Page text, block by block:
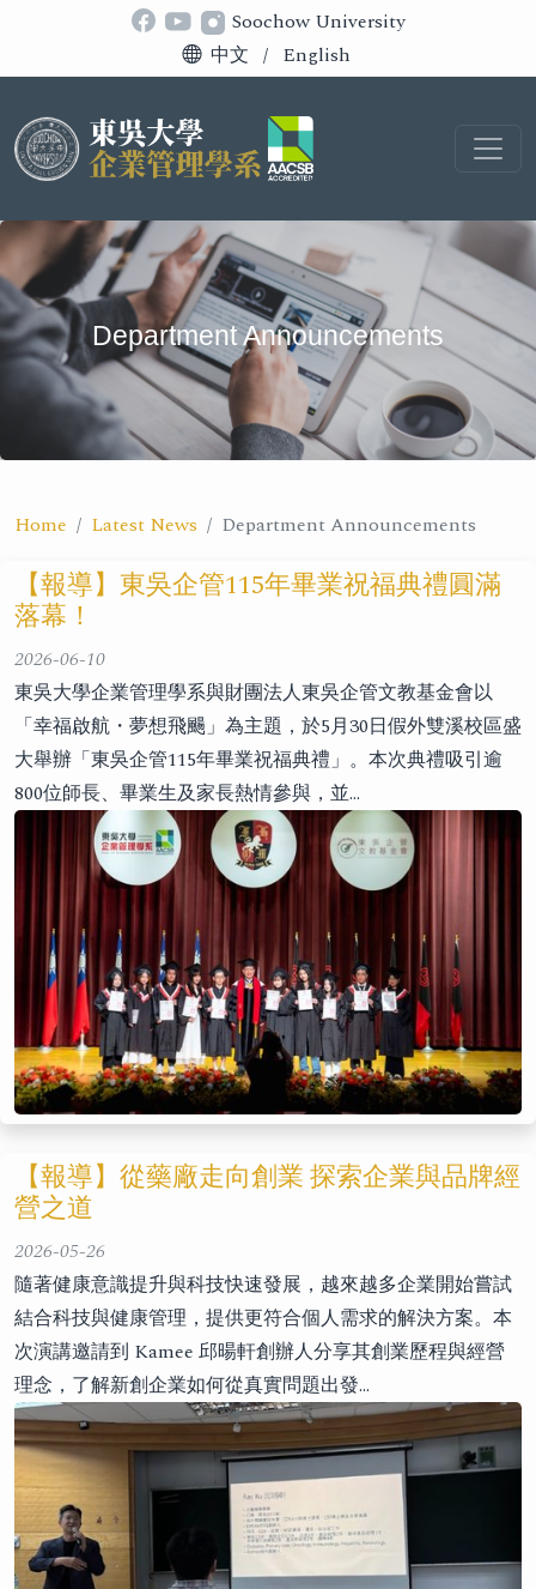
Soochow University
中文 / English
Department Announcements
Home Latest News Department Announcements
【報導】東吳企管115年畢業祝福典禮圓滿
落幕！
2026-06-10
東吳大學企業管理學系與財團法人東吳企管文教基金會以
「幸福啟航・夢想飛颺」為主題，於5月30日假外雙溪校區盛
大舉辦「東吳企管115年畢業祝福典禮」。本次典禮吸引逾
800位師長、畢業生及家長熱情參與，並…
【報導】從藥廠走向創業 探索企業與品牌經
營之道
2026-05-26
隨著健康意識提升與科技快速發展，越來越多企業開始嘗試
結合科技與健康管理，提供更符合個人需求的解決方案。本
次演講邀請到 Kamee 邱暘軒創辦人分享其創業歷程與經營
理念，了解新創企業如何從真實問題出發…